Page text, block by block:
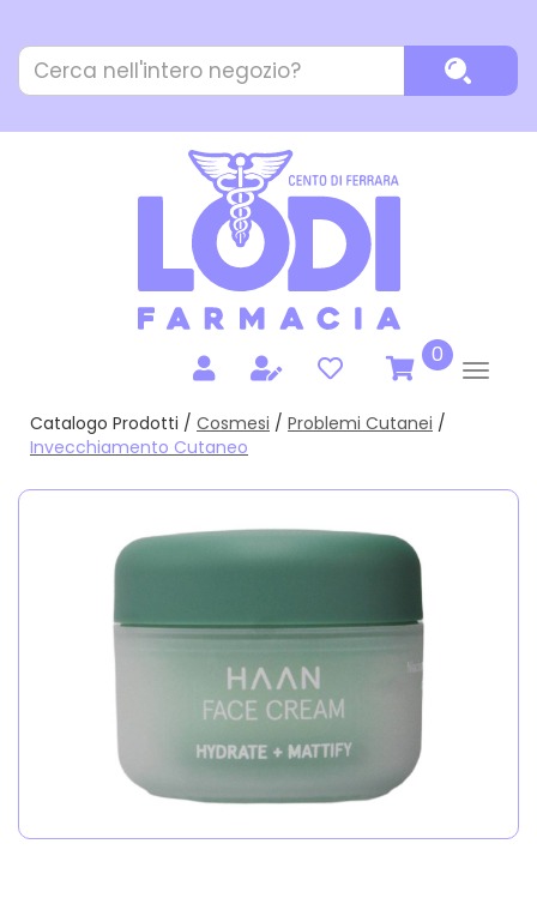
contenuto
principale
Cerca
Prodotto
0prodotti
inseriti
Catalogo Prodotti / Cosmesi / Problemi Cutanei /
Invecchiamento Cutaneo